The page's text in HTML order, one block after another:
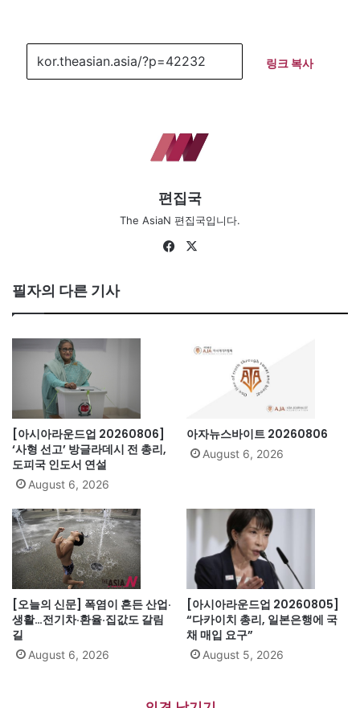
링크 복사
편집국
The AsiaN 편집국입니다.
Fa
필자의 다른 기사
[아시아라운드업 20260806]
‘사형 선고’ 방글라데시 전 총리,
도피국 인도서 연설
August 6, 2026
아자뉴스바이트 20260806
August 6, 2026
[오늘의 신문] 폭염이 흔든 산업·
생활…전기차·환율·집값도 갈림
길
August 6, 2026
[아시아라운드업 20260805]
“다카이치 총리, 일본은행에 국
채 매입 요구”
August 5, 2026